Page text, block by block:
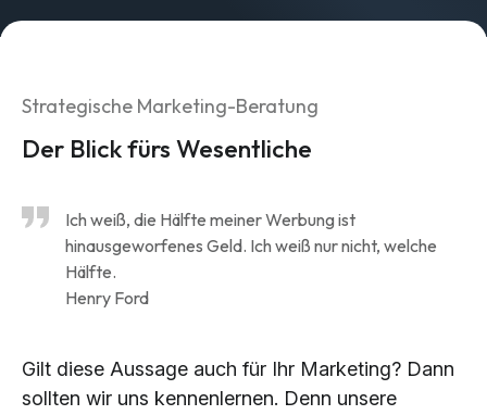
Marketing
Search-Marketing (SEO/GEO)
Online Werbung (SEA/SMA)
Social Media Marketing (SMM)
Applications
Strategische Marketing-Beratung
Der Blick fürs Wesentliche
Ich weiß, die Hälfte meiner Werbung ist
hinausgeworfenes Geld. Ich weiß nur nicht, welche
Hälfte.
Henry Ford
Gilt diese Aussage auch für Ihr Marketing? Dann
sollten wir uns kennenlernen. Denn unsere